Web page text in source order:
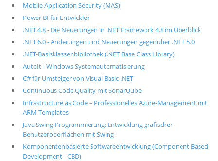
Mobile Application Security (MAS)
Power BI für Entwickler
.NET 4.8 - Die Neuerungen in .NET Framework 4.8 im Überblick
.NET 6.0 - Änderungen und Neuerungen gegenüber .NET 5.0
.NET-Basisklassenbibliothek (.NET Base Class Library)
AutoIt - Windows-Systemautomatisierung
C# für Umsteiger von Visual Basic .NET
Continuous Code Quality mit SonarQube
Infrastructure as Code – Professionelles Azure-Management mit
ARM-Templates
Java Swing-Programmierung: Entwicklung grafischer
Benutzeroberflächen mit Swing
Komponentenbasierte Softwareentwicklung (Component Based
Development - CBD)